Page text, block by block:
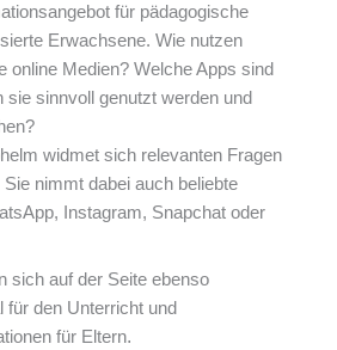
für pädagogische
Erwachsene. Wie nutzen
online Medien? Welche Apps sind
sie sinnvoll genutzt werden und
widmet sich relevanten Fragen
nimmt dabei auch beliebte
Instagram, Snapchat oder
sich auf der Seite ebenso
für den Unterricht und
für Eltern.